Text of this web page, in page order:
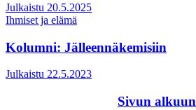
Julkaistu 20.5.2025
Ihmiset ja elämä
Kolumni: Jälleennäkemisiin
Julkaistu 22.5.2023
Sivun alkuun